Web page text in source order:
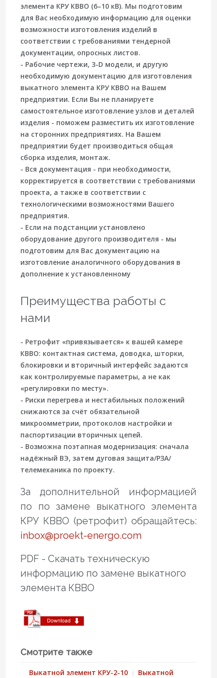
элемента КРУ КВВО (6–10 кВ). Мы подготовим
для Вас необходимую информацию для оценки
возможности изготовления изделий в
соответствии с требованиями тендерной
документации, опросных листов.
- Рабочие чертежи, 3-D модели, и другую
необходимую документацию для изготовления
выкатного элемента КРУ КВВО на Вашем
предприятии. Если Вы не планируете
самостоятельное изготовление узлов и деталей
изделия - поможем разместить их изготовление
на сторонних предприятиях. На Вашем
предприятии будет производиться общая
сборка изделия, монтаж.
- Вся документация - при необходимости,
корректируется в соответствии с требованиями
проекта, а также в соответствии с
технологическими возможностями Вашего
предприятия.
- Если на подстанции установлено
оборудование другого производителя - мы
подготовим для Вас документацию на
изготовление аналогичного оборудования в
дополнение к установленному
Преимущества работы с
нами
- Ретрофит «привязывается» к вашей камере
КВВО: контактная система, доводка, шторки,
блокировки и вторичный интерфейс задаются
как контролируемые параметры, а не как
«регулировки по месту».
- Риски перегрева и нестабильных положений
снижаются за счёт обязательной
микроомметрии, протоколов настройки и
паспортизации вторичных цепей.
- Возможна поэтапная модернизация: сначала
надёжный ВЭ, затем дуговая защита/РЗА/
телемеханика по проекту.
За дополнительной информацией
по по замене выкатного элемента
КРУ КВВО (ретрофит) обращайтесь:
inbox@proekt-energo.com
PDF - Скачать техническую
информацию по замене выкатного
элемента КВВО
Смотрите также
Выкатной элемент КРУ-2-10
Выкатной